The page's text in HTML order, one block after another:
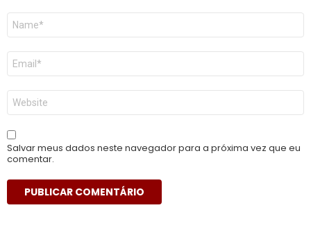
Nome
E-
mail
*
Site
Salvar meus dados neste navegador para a próxima vez que eu
comentar.